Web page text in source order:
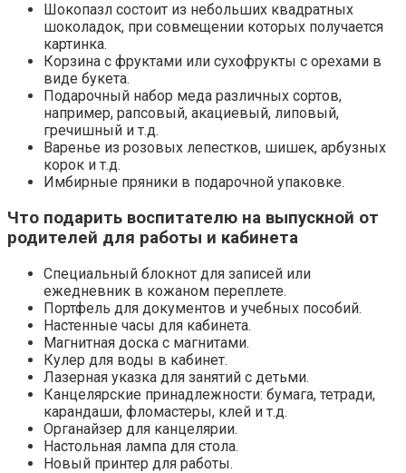
Шокопазл состоит из небольших квадратных
шоколадок, при совмещении которых получается
картинка.
Корзина с фруктами или сухофрукты с орехами в
виде букета.
Подарочный набор меда различных сортов,
например, рапсовый, акациевый, липовый,
гречишный и т.д.
Варенье из розовых лепестков, шишек, арбузных
корок и т.д.
Имбирные пряники в подарочной упаковке.
Что подарить воспитателю на выпускной от
родителей для работы и кабинета
Специальный блокнот для записей или
ежедневник в кожаном переплете.
Портфель для документов и учебных пособий.
Настенные часы для кабинета.
Магнитная доска с магнитами.
Кулер для воды в кабинет.
Лазерная указка для занятий с детьми.
Канцелярские принадлежности: бумага, тетради,
карандаши, фломастеры, клей и т.д.
Органайзер для канцелярии.
Настольная лампа для стола.
Новый принтер для работы.